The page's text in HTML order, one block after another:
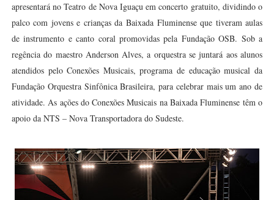
apresentará no Teatro de Nova Iguaçu em concerto gratuito, dividindo o
palco com jovens e crianças da Baixada Fluminense que tiveram aulas
de instrumento e canto coral promovidas pela Fundação OSB. Sob a
regência do maestro Anderson Alves, a orquestra se juntará aos alunos
atendidos pelo Conexões Musicais, programa de educação musical da
Fundação Orquestra Sinfônica Brasileira, para celebrar mais um ano de
atividade. As ações do Conexões Musicais na Baixada Fluminense têm o
apoio da NTS – Nova Transportadora do Sudeste.